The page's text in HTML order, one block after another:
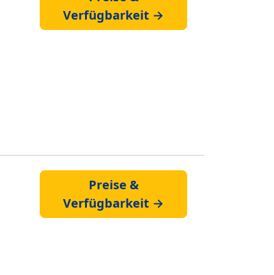
Verfügbarkeit →
Preise &
Verfügbarkeit →